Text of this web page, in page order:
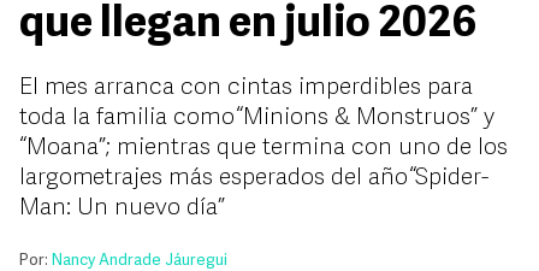
que llegan en julio 2026
El mes arranca con cintas imperdibles para
toda la familia como “Minions & Monstruos” y
“Moana”; mientras que termina con uno de los
largometrajes más esperados del año “Spider-
Man: Un nuevo día”
Por: Nancy Andrade Jáuregui